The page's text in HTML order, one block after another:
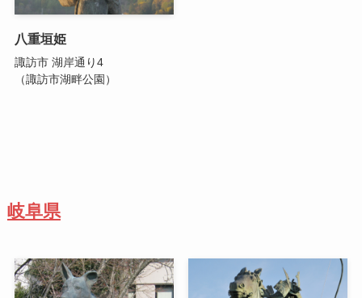
八重垣姫
諏訪市 湖岸通り4
（諏訪市湖畔公園）
岐阜県